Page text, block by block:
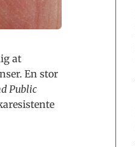
at
En stor
Public